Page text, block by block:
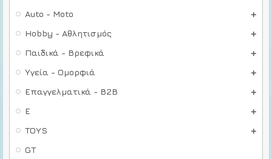
Auto - Moto
Hobby - Αθλητισμός
Παιδικά - Βρεφικά
Υγεία - Ομορφιά
Επαγγελματικά - B2B
E
TOYS
GT